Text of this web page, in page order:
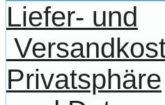
Liefer- und
Privatsphäre